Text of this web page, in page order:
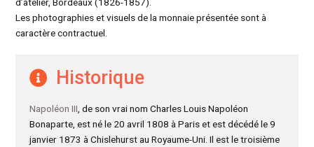
Les photographies et visuels de la monnaie présentée sont à
caractère contractuel.
Historique
Napoléon III , de son vrai nom Charles Louis Napoléon
Bonaparte, est né le 20 avril 1808 à Paris et est décédé le 9
janvier 1873 à Chislehurst au Royaume-Uni. Il est le troisième